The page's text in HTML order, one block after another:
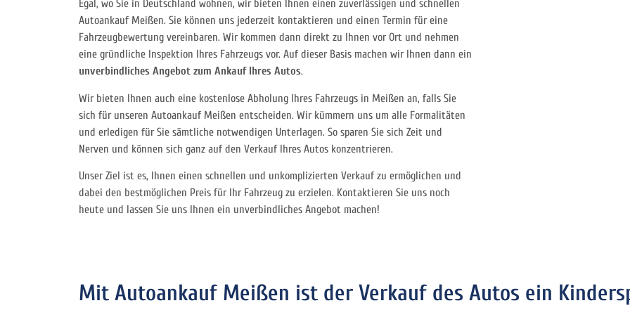
Egal, wo Sie in Deutschland wohnen, wir bieten Ihnen einen zuverlässigen und schnellen
Autoankauf Meißen. Sie können uns jederzeit kontaktieren und einen Termin für eine
Fahrzeugbewertung vereinbaren. Wir kommen dann direkt zu Ihnen vor Ort und nehmen
eine gründliche Inspektion Ihres Fahrzeugs vor. Auf dieser Basis machen wir Ihnen dann ein
unverbindliches Angebot zum Ankauf Ihres Autos.
Wir bieten Ihnen auch eine kostenlose Abholung Ihres Fahrzeugs in Meißen an, falls Sie
sich für unseren Autoankauf Meißen entscheiden. Wir kümmern uns um alle Formalitäten
und erledigen für Sie sämtliche notwendigen Unterlagen. So sparen Sie sich Zeit und
Nerven und können sich ganz auf den Verkauf Ihres Autos konzentrieren.
Unser Ziel ist es, Ihnen einen schnellen und unkomplizierten Verkauf zu ermöglichen und
dabei den bestmöglichen Preis für Ihr Fahrzeug zu erzielen. Kontaktieren Sie uns noch
heute und lassen Sie uns Ihnen ein unverbindliches Angebot machen!
Mit Autoankauf Meißen ist der Verkauf des Autos ein